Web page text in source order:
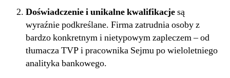
Doświadczenie i unikalne kwalifikacjesą
wyraźnie podkreślane. Firma zatrudnia osoby z
bardzo konkretnym i nietypowym zapleczem – od
tłumacza TVP i pracownika Sejmu po wieloletniego
analityka bankowego.